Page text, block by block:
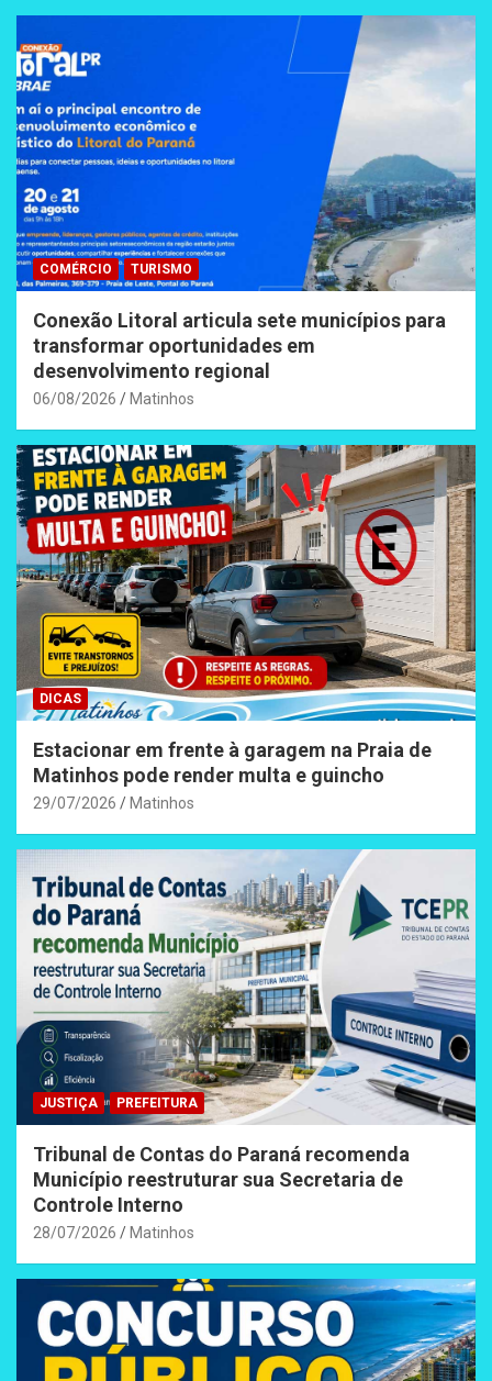
COMÉRCIO TURISMO
Conexão Litoral articula sete municípios para
transformar oportunidades em
desenvolvimento regional
06/08/2026 Matinhos
DICAS
Estacionar em frente à garagem na Praia de
Matinhos pode render multa e guincho
29/07/2026 Matinhos
JUSTIÇA PREFEITURA
Tribunal de Contas do Paraná recomenda
Município reestruturar sua Secretaria de
Controle Interno
28/07/2026 Matinhos